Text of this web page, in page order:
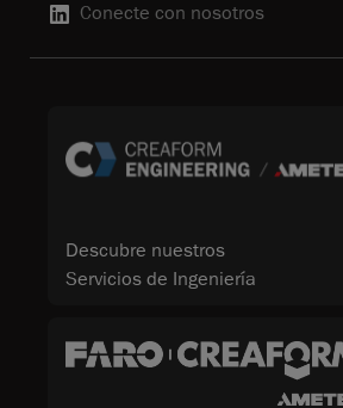
Conecte con nosotros
Descubre nuestros
Servicios de Ingeniería